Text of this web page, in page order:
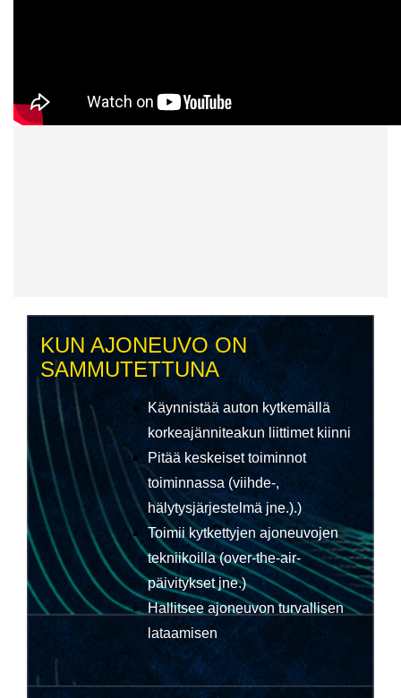
KUN AJONEUVO ON
SAMMUTETTUNA
Käynnistää auton kytkemällä
korkeajänniteakun liittimet kiinni
Pitää keskeiset toiminnot
toiminnassa (viihde-,
hälytysjärjestelmä jne.).)
Toimii kytkettyjen ajoneuvojen
tekniikoilla (over-the-air-
päivitykset jne.)
Hallitsee ajoneuvon turvallisen
lataamisen
.